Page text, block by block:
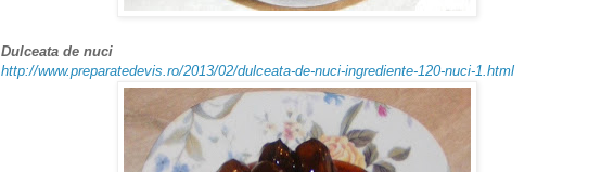
Dulceata de nuci
http://www.preparatedevis.ro/2013/02/dulceata-de-nuci-ingrediente-120-nuci-1.html